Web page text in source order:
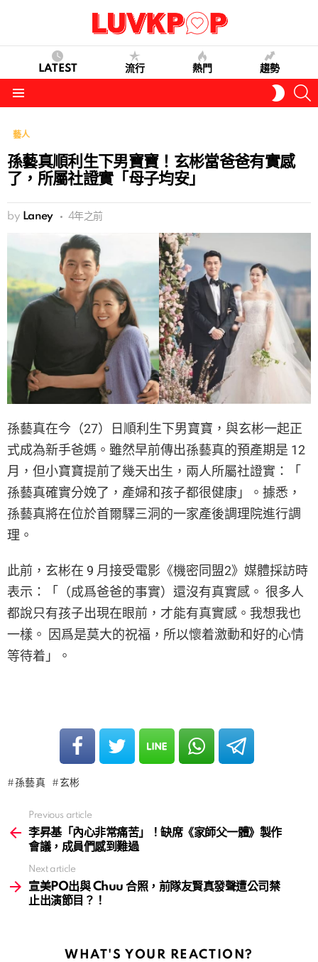
LATEST 流行 熱門 趨勢
SKIN
藝人
孫藝真順利生下男寶寶！玄彬當爸爸有實感
了，所屬社證實「母子均安」
by Laney 4年之前
孫藝真在今（27）日順利生下男寶寶，與玄彬一起正
式成為新手爸媽。雖然早前傳出孫藝真的預產期是 12
月，但小寶寶提前了幾天出生，兩人所屬社證實：「
孫藝真確實分娩了，產婦和孩子都很健康」。據悉，
孫藝真將在位於首爾驛三洞的一家產後調理院進行調
理。
此前，玄彬在 9 月接受電影《機密同盟2》媒體採訪時
表示：「（成爲爸爸的事實）還沒有真實感。 很多人
都說只有孩子出現在眼前，才能有真實感。我想我也
一樣。 因爲是莫大的祝福，所以懷着激動和好的心情
等待着」。
孫藝真 玄彬
more
Previous article
李昇基「內心非常痛苦」！缺席《家師父一體》製作
會議，成員們感到難過
Next article
宣美PO出與 Chuu 合照，前隊友賢真發聲遭公司禁
止出演節目？！
WHAT'S YOUR REACTION?